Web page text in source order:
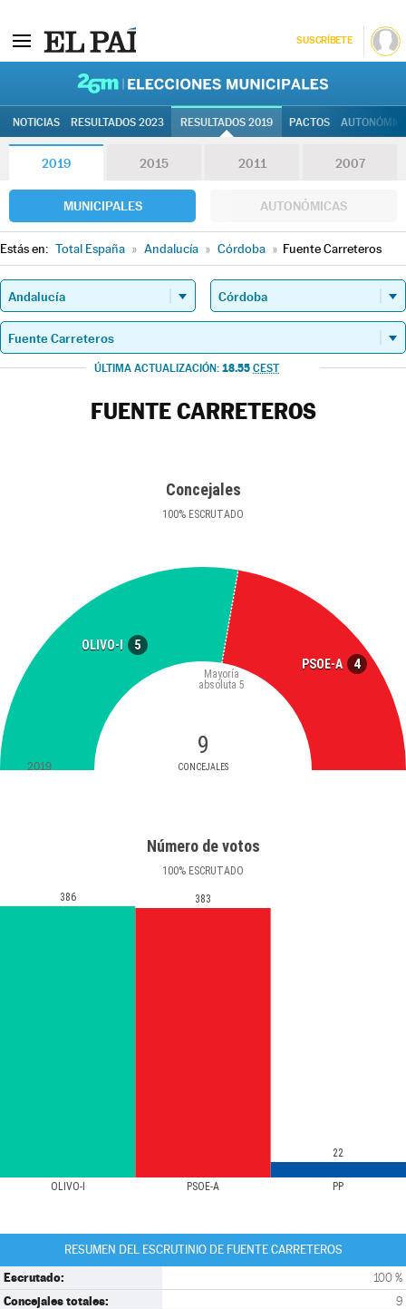
SUSCRÍBETE
NOTICIAS RESULTADOS 2023 RESULTADOS 2019 PACTOS
2019 2015 2011 2007
MUNICIPALES AUTONÓMICAS
Estás en: Total España » Andalucía » Córdoba » Fuente Carreteros
ÚLTIMA ACTUALIZACIÓN: 18.55 CEST
FUENTE CARRETEROS
Concejales
100% ESCRUTADO
OLIVO-I 5
PSOE-A 4
9
CONCEJALES
Mayoría
absoluta 5
2019
Número de votos
100% ESCRUTADO
OLIVO-I PSOE-A PP
386 383
22
RESUMEN DEL ESCRUTINIO DE FUENTE CARRETEROS
Escrutado: 100 %
Concejales totales: 9